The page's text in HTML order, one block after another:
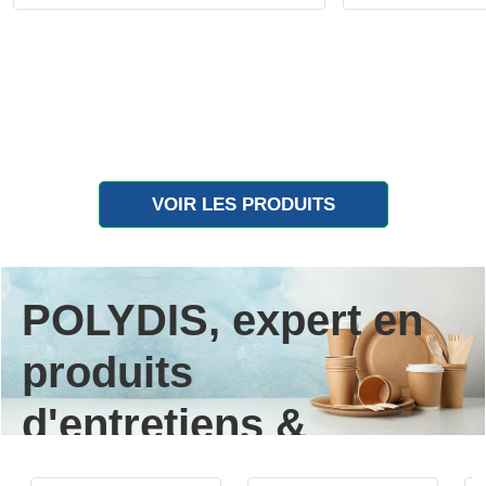
VOIR LES PRODUITS
POLYDIS, expert en
produits
d'entretiens &
vaisselle jetable.